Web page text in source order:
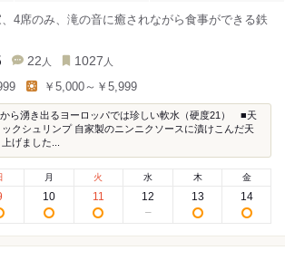
4席のみ、滝の音に癒されながら食事ができる鉄
22 人 1027 人
￥5,000～￥5,999
から湧き出るヨーロッパでは珍しい軟水（硬度21） ■天
ックシュリンプ 自家製のニンニクソースに漬けこんだ天
げました...
月
10
火
11
水
12
木
13
金
14